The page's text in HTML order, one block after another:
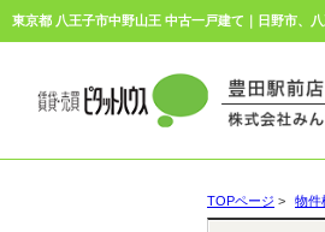
TOPページ > 物件